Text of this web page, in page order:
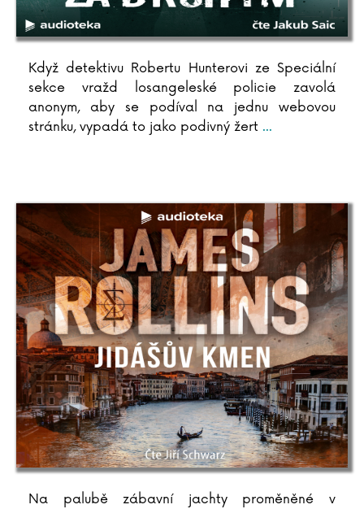
Když detektivu Robertu Hunterovi ze Speciální
sekce vražd losangeleské policie zavolá
anonym, aby se podíval na jednu webovou
stránku, vypadá to jako podivný žert ...
Na palubě zábavní jachty proměněné v